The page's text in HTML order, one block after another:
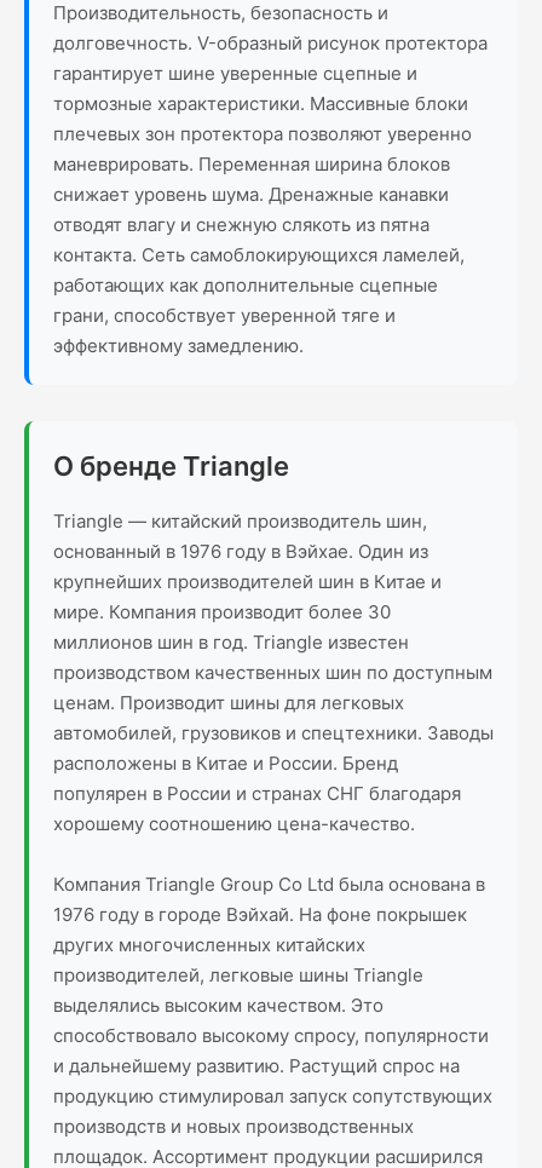
Производительность, безопасность и
долговечность. V-образный рисунок протектора
гарантирует шине уверенные сцепные и
тормозные характеристики. Массивные блоки
плечевых зон протектора позволяют уверенно
маневрировать. Переменная ширина блоков
снижает уровень шума. Дренажные канавки
отводят влагу и снежную слякоть из пятна
контакта. Сеть самоблокирующихся ламелей,
работающих как дополнительные сцепные
грани, способствует уверенной тяге и
эффективному замедлению.
О бренде Triangle
Triangle — китайский производитель шин,
основанный в 1976 году в Вэйхае. Один из
крупнейших производителей шин в Китае и
мире. Компания производит более 30
миллионов шин в год. Triangle известен
производством качественных шин по доступным
ценам. Производит шины для легковых
автомобилей, грузовиков и спецтехники. Заводы
расположены в Китае и России. Бренд
популярен в России и странах СНГ благодаря
хорошему соотношению цена-качество.
Компания Triangle Group Co Ltd была основана в
1976 году в городе Вэйхай. На фоне покрышек
других многочисленных китайских
производителей, легковые шины Triangle
выделялись высоким качеством. Это
способствовало высокому спросу, популярности
и дальнейшему развитию. Растущий спрос на
продукцию стимулировал запуск сопутствующих
производств и новых производственных
площадок. Ассортимент продукции расширился